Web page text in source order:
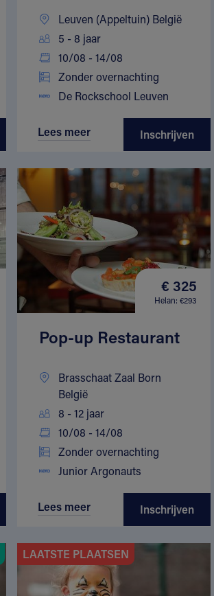
Leuven (Appeltuin) België
5 - 8 jaar
10/08 - 14/08
Zonder overnachting
De Rockschool Leuven
Lees meer Inschrijven
€ 325
Helan: €293
Pop-up Restaurant
Brasschaat Zaal Born
België
8 - 12 jaar
10/08 - 14/08
Zonder overnachting
Junior Argonauts
Lees meer Inschrijven
LAATSTE PLAATSEN